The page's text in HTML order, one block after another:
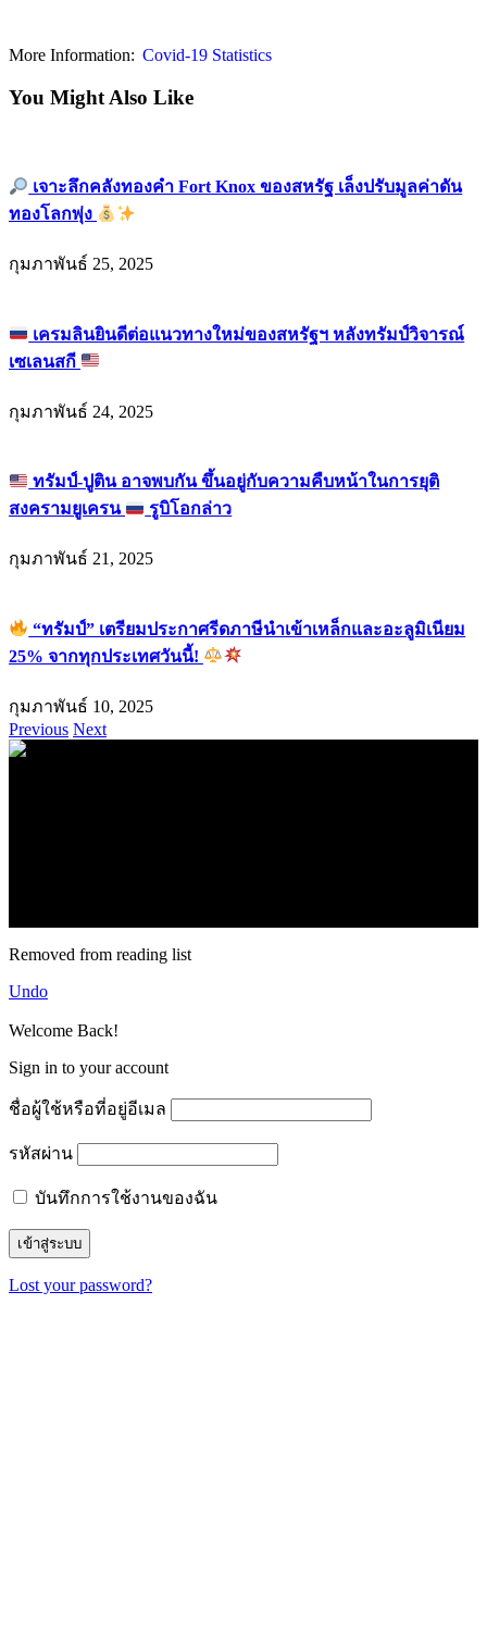
More Information: Covid-19 Statistics
You Might Also Like
เจาะลึกคลังทองคำ Fort Knox ของสหรัฐ เล็งปรับมูลค่าดัน
ทองโลกพุ่ง
กุมภาพันธ์ 25, 2025
เครมลินยินดีต่อแนวทางใหม่ของสหรัฐฯ หลังทรัมป์วิจารณ์
เซเลนสกี
กุมภาพันธ์ 24, 2025
ทรัมป์-ปูติน อาจพบกัน ขึ้นอยู่กับความคืบหน้าในการยุติ
สงครามยูเครน
รูบิโอกล่าว
กุมภาพันธ์ 21, 2025
“ทรัมป์” เตรียมประกาศรีดภาษีนำเข้าเหล็กและอะลูมิเนียม
25% จากทุกประเทศวันนี้!
กุมภาพันธ์ 10, 2025
Previous Next
Removed from reading list
Undo
Welcome Back!
Sign in to your account
ชื่อผู้ใช้หรือที่อยู่อีเมล
รหัสผ่าน
บันทึกการใช้งานของฉัน
Lost your password?